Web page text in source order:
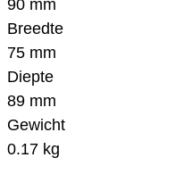
90 mm
Breedte
75 mm
Diepte
89 mm
Gewicht
0.17 kg